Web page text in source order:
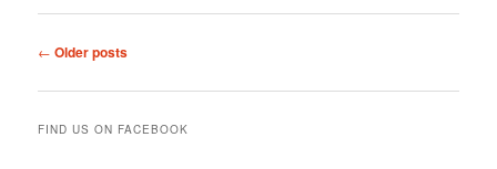
Post
← Older posts
FIND US ON FACEBOOK